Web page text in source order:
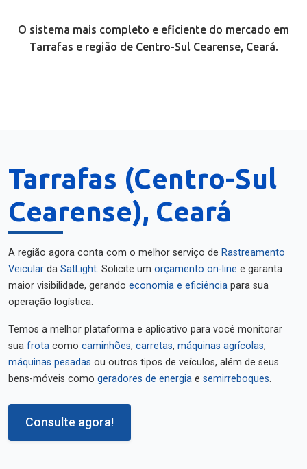
O sistema mais completo e eficiente do mercado em
Tarrafas e região de Centro-Sul Cearense, Ceará.
Tarrafas (Centro-Sul
Cearense), Ceará
A região agora conta com o melhor serviço de Rastreamento
Veicular da SatLight. Solicite um orçamento on-line e garanta
maior visibilidade, gerando economia e eficiência para sua
operação logística.
Temos a melhor plataforma e aplicativo para você monitorar
sua frota como caminhões, carretas, máquinas agrícolas,
máquinas pesadas ou outros tipos de veículos, além de seus
bens-móveis como geradores de energia e semirreboques.
Consulte agora!